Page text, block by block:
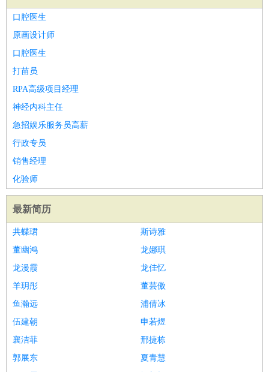
口腔医生
原画设计师
口腔医生
打苗员
RPA高级项目经理
神经内科主任
急招娱乐服务员高薪
行政专员
销售经理
化验师
最新简历
共蝶珺
斯诗雅
董幽鸿
龙娜琪
龙漫霞
龙佳忆
羊玥彤
董芸傲
鱼瀚远
浦倩冰
伍建朝
申若煜
襄洁菲
邢捷栋
郭展东
夏青慧